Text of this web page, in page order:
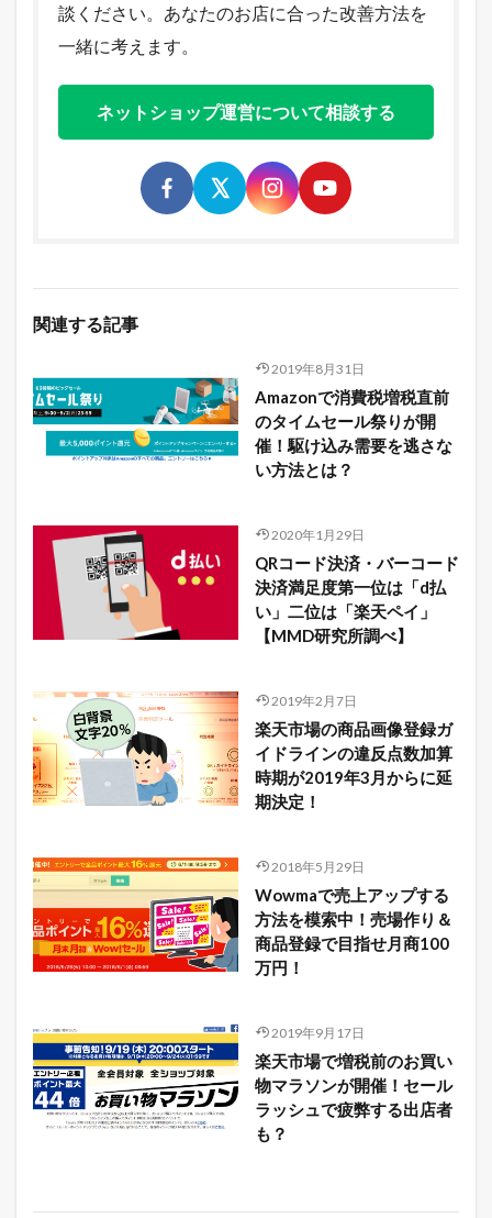
談ください。あなたのお店に合った改善方法を
一緒に考えます。
ネットショップ運営について相談する
関連する記事
2019年8月31日
Amazonで消費税増税直前
のタイムセール祭りが開
催！駆け込み需要を逃さな
い方法とは？
2020年1月29日
QRコード決済・バーコード
決済満足度第一位は「d払
い」二位は「楽天ペイ」
【MMD研究所調べ】
2019年2月7日
楽天市場の商品画像登録ガ
イドラインの違反点数加算
時期が2019年3月からに延
期決定！
2018年5月29日
Wowmaで売上アップする
方法を模索中！売場作り＆
商品登録で目指せ月商100
万円！
2019年9月17日
楽天市場で増税前のお買い
物マラソンが開催！セール
ラッシュで疲弊する出店者
も？